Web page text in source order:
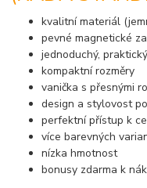
kvalitní materiál
pevné magnetické
jednoduchý,
kompaktní rozměry
vanička s přesnými
design a stylovost
perfektní přístup k
více barevných
nízka hmotnost
bonusy zdarma k